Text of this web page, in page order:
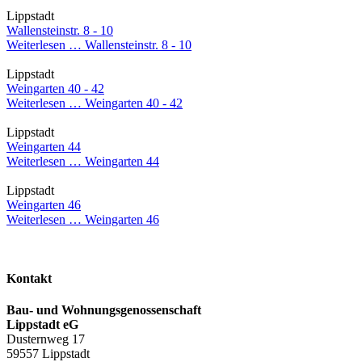
Lippstadt
Wallensteinstr. 8 - 10
Weiterlesen … Wallensteinstr. 8 - 10
Lippstadt
Weingarten 40 - 42
Weiterlesen … Weingarten 40 - 42
Lippstadt
Weingarten 44
Weiterlesen … Weingarten 44
Lippstadt
Weingarten 46
Weiterlesen … Weingarten 46
Kontakt
Bau- und Wohnungsgenossenschaft
Lippstadt eG
Dusternweg 17
59557 Lippstadt